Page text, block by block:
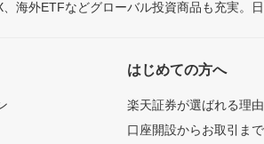
海外ETFなどグローバル投資商品も充実。
はじめての方へ
楽天証券が選ばれる理由
口座開設からお取引ま